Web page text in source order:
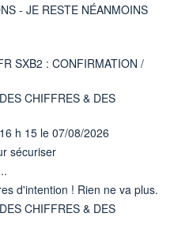
- JE RESTE NÉANMOINS
SXB2 : CONFIRMATION /
CHIFFRES & DES
h 15 le 07/08/2026
sécuriser
d'intention ! Rien ne va plus.
CHIFFRES & DES